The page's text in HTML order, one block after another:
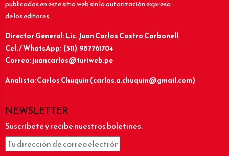
publicados en este sitio web sin la autorización expresa
de los editores.
Director General: Lic.Juan Carlos Castro Carbonell
Cel. / WhatsApp: (511) 987761704
Correo: juancarlos@turiweb.pe
Analista: Carlos Chuquín (carlos.a.chuquin@gmail.com)
NEWSLETTER
Suscríbete y recibe nuestros boletines: